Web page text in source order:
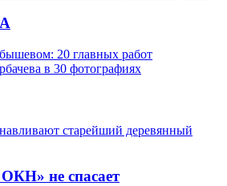
20 главных работ
в 30 фотографиях
старейший деревянный
не спасает